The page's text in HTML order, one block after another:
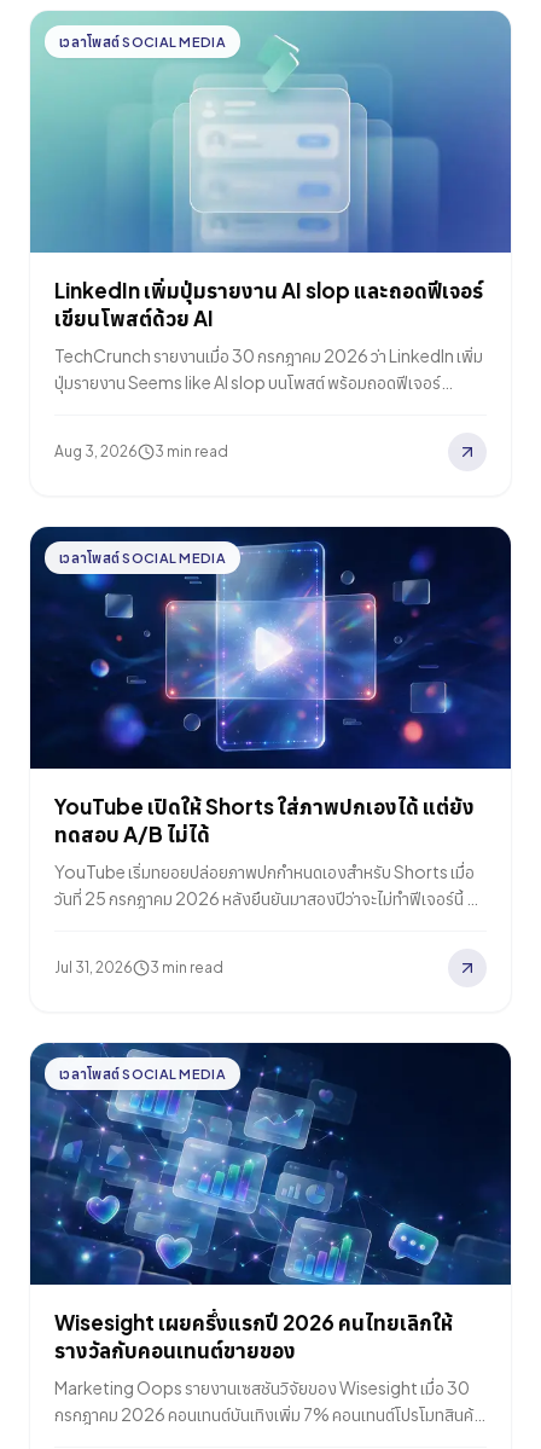
เวลาโพสต์ SOCIAL MEDIA
LinkedIn เพิ่มปุ่มรายงาน AI slop และถอดฟีเจอร์
เขียนโพสต์ด้วย AI
TechCrunch รายงานเมื่อ 30 กรกฎาคม 2026 ว่า LinkedIn เพิ่ม
ปุ่มรายงาน Seems like AI slop บนโพสต์ พร้อมถอดฟีเจอร์
Aug 3, 2026 3 min read
เวลาโพสต์ SOCIAL MEDIA
YouTube เปิดให้ Shorts ใส่ภาพปกเองได้ แต่ยัง
ทดสอบ A/B ไม่ได้
YouTube เริ่มทยอยปล่อยภาพปกกำหนดเองสำหรับ Shorts เมื่อ
วันที่ 25 กรกฎาคม 2026 หลังยืนยันมาสองปีว่าจะไม่ทำฟีเจอร์นี้ ข้อ
Jul 31, 2026 3 min read
เวลาโพสต์ SOCIAL MEDIA
Wisesight เผยครึ่งแรกปี 2026 คนไทยเลิกให้
รางวัลกับคอนเทนต์ขายของ
Marketing Oops รายงานเซสชันวิจัยของ Wisesight เมื่อ 30
กรกฎาคม 2026 คอนเทนต์บันเทิงเพิ่ม 7% คอนเทนต์โปรโมทสินค้า